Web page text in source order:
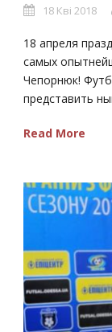
18 Кві 2018
18 апреля
самых
Чепорнюк!
представить
Read More